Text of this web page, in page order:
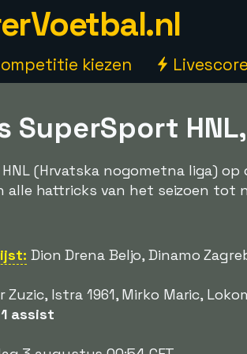
kiezen Livescore
SuperSport
(Hrvatska nogometna liga)
alle hattricks van het seizoen tot
Dion Drena Beljo, Dinamo
Zuzic, Istra 1961, Mirko Maric,
1 assist